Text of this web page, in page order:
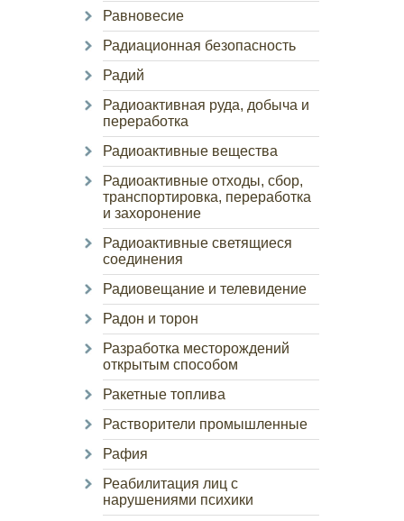
Равновесие
Радиационная безопасность
Радий
Радиоактивная руда, добыча и
переработка
Радиоактивные вещества
Радиоактивные отходы, сбор,
транспортировка, переработка
и захоронение
Радиоактивные светящиеся
соединения
Радиовещание и телевидение
Радон и торон
Разработка месторождений
открытым способом
Ракетные топлива
Растворители промышленные
Рафия
Реабилитация лиц с
нарушениями психики